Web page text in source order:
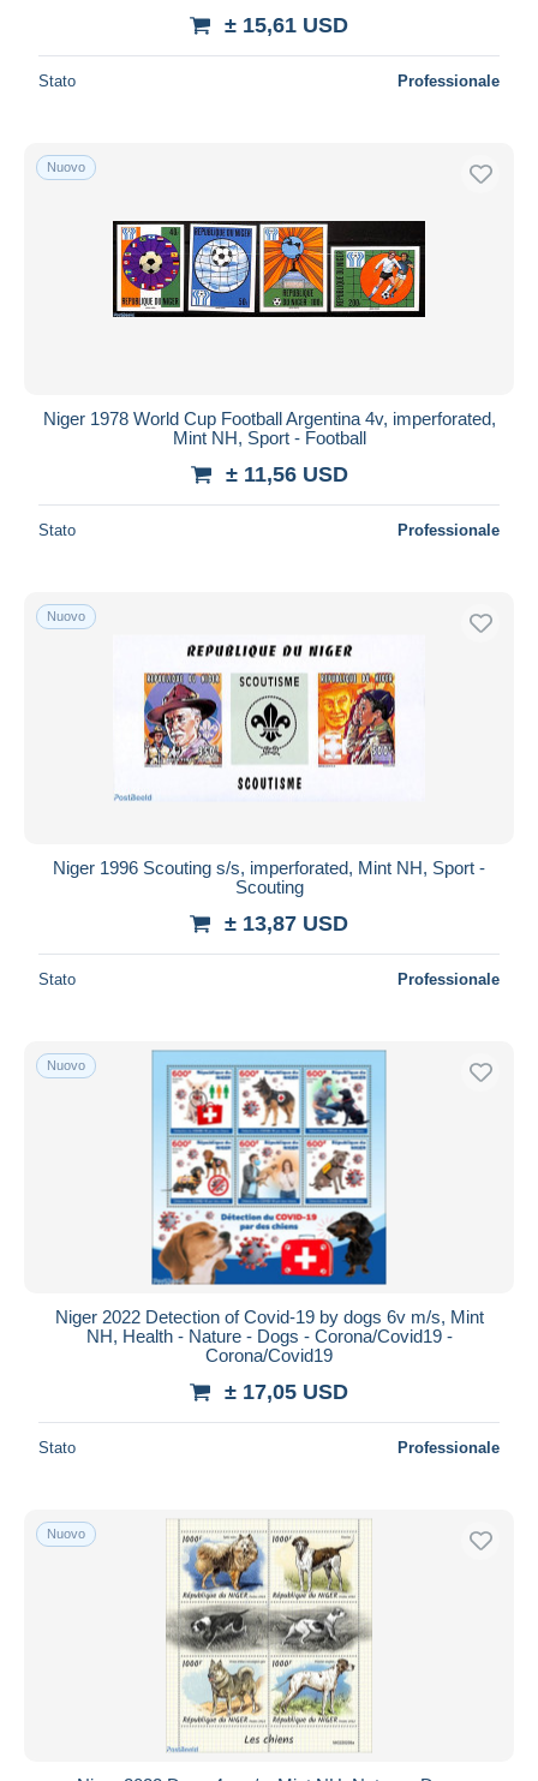
± 15,61 USD
Stato Professionale
Nuovo
Niger 1978 World Cup Football Argentina 4v, imperforated,
Mint NH, Sport - Football
± 11,56 USD
Stato Professionale
Nuovo
Niger 1996 Scouting s/s, imperforated, Mint NH, Sport -
Scouting
± 13,87 USD
Stato Professionale
Nuovo
Niger 2022 Detection of Covid-19 by dogs 6v m/s, Mint
NH, Health - Nature - Dogs - Corona/Covid19 -
Corona/Covid19
± 17,05 USD
Stato Professionale
Nuovo